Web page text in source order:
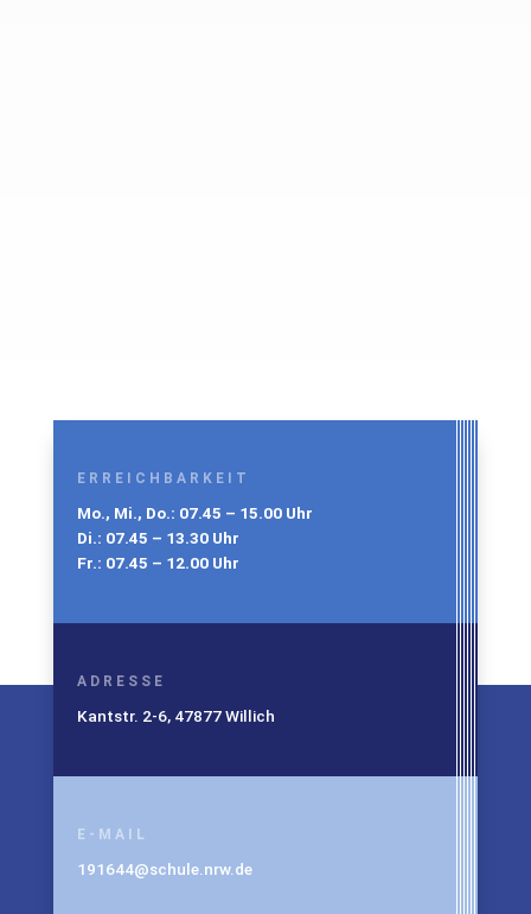
ERREICHBARKEIT
Mo., Mi., Do.: 07.45 – 15.00 Uhr
Di.: 07.45 – 13.30 Uhr
Fr.: 07.45 – 12.00 Uhr
ADRESSE
Kantstr. 2-6, 47877 Willich
E-MAIL
191644@schule.nrw.de